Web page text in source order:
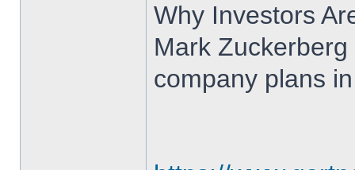
Why Investors
Mark
company plans